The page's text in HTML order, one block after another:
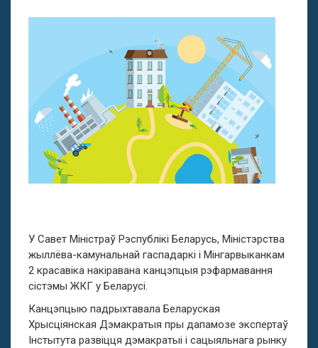
У Савет Міністраў Рэспублікі Беларусь, Міністэрства
жыллёва-камунальнай гаспадаркі і Мінгарвыканкам
2 красавіка накіравана канцэпцыя рэфармавання
сістэмы ЖКГ у Беларусі.
Канцэпцыю падрыхтавала Беларуская
Хрысціянская Дэмакратыя пры дапамозе экспертаў
Інстытута развіцця дэмакратыі і сацыяльнага рынку